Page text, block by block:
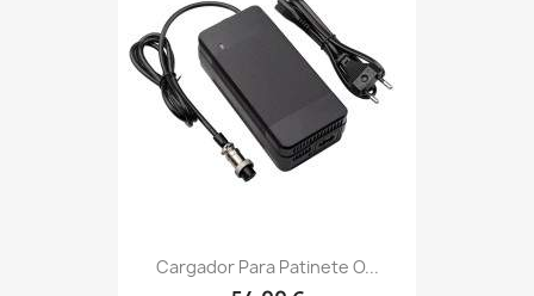
Cargador Para Patinete O...